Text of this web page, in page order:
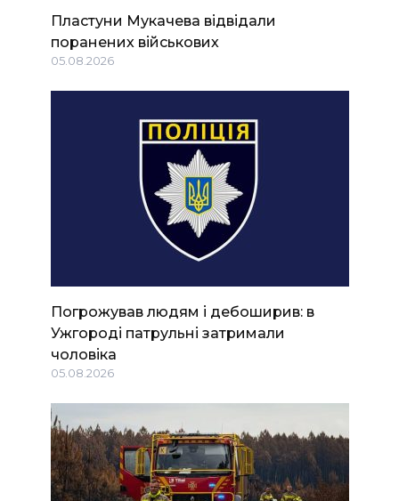
Пластуни Мукачева відвідали
поранених військових
05.08.2026
Погрожував людям і дебоширив: в
Ужгороді патрульні затримали
чоловіка
05.08.2026